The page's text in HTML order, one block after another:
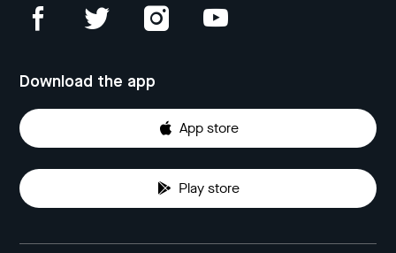
Download the app
App store
Play store